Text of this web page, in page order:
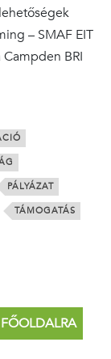
– SMAF EIT
BRI
PÁLYÁZAT
TÁMOGATÁS